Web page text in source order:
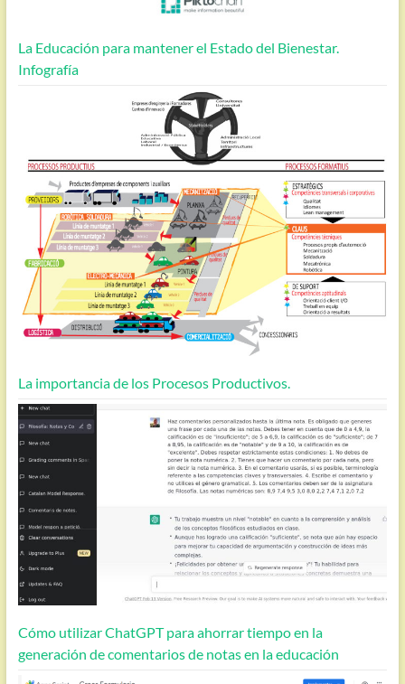
La Educación para mantener el Estado del Bienestar.
Infografía
La importancia de los Procesos Productivos.
Cómo utilizar ChatGPT para ahorrar tiempo en la
generación de comentarios de notas en la educación